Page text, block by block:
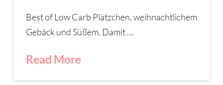
Best of Low Carb Plätzchen, weihnachtlichem
Gebäck und Süßem. Damit …
Read More